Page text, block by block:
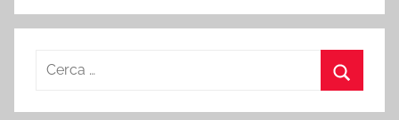
Ricerca